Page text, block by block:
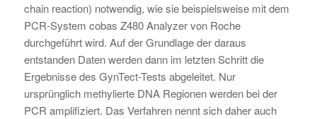
chain reaction) notwendig, wie sie beispielsweise mit dem
PCR-System cobas Z480 Analyzer von Roche
durchgeführt wird. Auf der Grundlage der daraus
entstanden Daten werden dann im letzten Schritt die
Ergebnisse des GynTect-Tests abgeleitet. Nur
ursprünglich methylierte DNA Regionen werden bei der
PCR amplifiziert. Das Verfahren nennt sich daher auch